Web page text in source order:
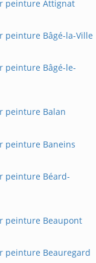
peinture Attignat
peinture Bâgé-la-Ville
peinture Bâgé-le-
peinture Balan
peinture Baneins
peinture Béard-
peinture Beaupont
peinture Beauregard